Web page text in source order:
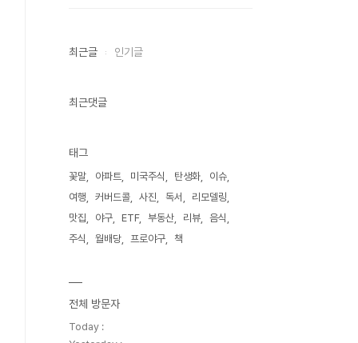
최근글 인기글
최근댓글
태그
꽃말 아파트 미국주식 탄생화
이슈
여행
커버드콜 사진 독서
리모델링
맛집
야구 ETF 부동산 리뷰
음식
주식
월배당 프로야구 책
전체 방문자
Today :